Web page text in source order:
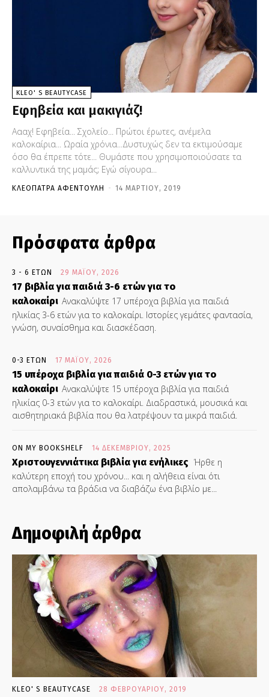
KLEO' S BEAUTYCASE
Εφηβεία και μακιγιάζ!
Αααχ! Εφηβεία... Σχολείο... Πρώτοι έρωτες, ανέμελα
καλοκαίρια... Ωραία χρόνια...Δυστυχώς δεν τα εκτιμούσαμε
όσο θα έπρεπε τότε... Θυμάστε που χρησιμοποιούσατε τα
καλλυντικά της μαμάς; Εγώ σίγουρα...
ΚΛΕΟΠΆΤΡΑ ΑΦΕΝΤΟΎΛΗ - 14 ΜΑΡΤΊΟΥ, 2019
Πρόσφατα άρθρα
3 - 6 ΕΤΏΝ 29 ΜΑΪ́ΟΥ, 2026
17 βιβλία για παιδιά 3-6 ετών για το
καλοκαίρι Ανακαλύψτε 17 υπέροχα βιβλία για παιδιά
ηλικίας 3-6 ετών για το καλοκαίρι. Ιστορίες γεμάτες φαντασία,
γνώση, συναίσθημα και διασκέδαση.
0-3 ΕΤΏΝ 17 ΜΑΪ́ΟΥ, 2026
15 υπέροχα βιβλία για παιδιά 0-3 ετών για το
καλοκαίρι Ανακαλύψτε 15 υπέροχα βιβλία για παιδιά
ηλικίας 0-3 ετών για το καλοκαίρι. Διαδραστικά, μουσικά και
αισθητηριακά βιβλία που θα λατρέψουν τα μικρά παιδιά.
ON MY BOOKSHELF 14 ΔΕΚΕΜΒΡΊΟΥ, 2025
Χριστουγεννιάτικα βιβλία για ενήλικες Ήρθε η
καλύτερη εποχή του χρόνου... και η αλήθεια είναι ότι
απολαμβάνω τα βράδια να διαβάζω ένα βιβλίο με...
Δημοφιλή άρθρα
KLEO' S BEAUTYCASE 28 ΦΕΒΡΟΥΑΡΊΟΥ, 2019